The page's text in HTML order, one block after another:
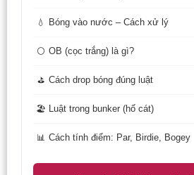
💧 Bóng vào nước – Cách xử lý
⚪ OB (cọc trắng) là gì?
⛳ Cách drop bóng đúng luật
🏖️ Luật trong bunker (hố cát)
📊 Cách tính điểm: Par, Birdie, Bogey